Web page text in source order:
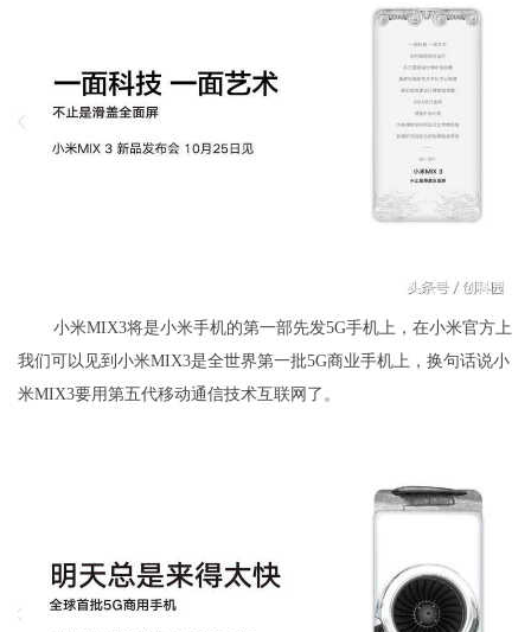
小米MIX3将是小米手机的第一部先发5G手机上，在小米官方上
我们可以见到小米MIX3是全世界第一批5G商业手机上，换句话说小
米MIX3要用第五代移动通信技术互联网了。